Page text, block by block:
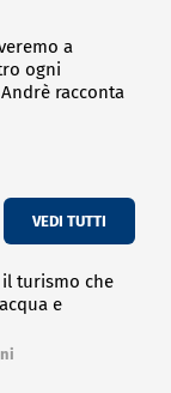
a
ogni
racconta
VEDI TUTTI
turismo che
e